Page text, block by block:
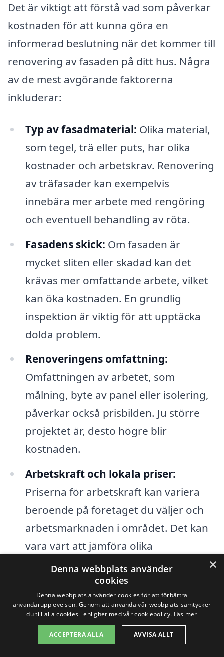
Det är viktigt att förstå vad som påverkar
kostnaden för att kunna göra en
informerad beslutning när det kommer till
renovering av fasaden på ditt hus. Några
av de mest avgörande faktorerna
inkluderar:
Typ av fasadmaterial: Olika material,
som tegel, trä eller puts, har olika
kostnader och arbetskrav. Renovering
av träfasader kan exempelvis
innebära mer arbete med rengöring
och eventuell behandling av röta.
Fasadens skick: Om fasaden är
mycket sliten eller skadad kan det
krävas mer omfattande arbete, vilket
kan öka kostnaden. En grundlig
inspektion är viktig för att upptäcka
dolda problem.
Renoveringens omfattning:
Omfattningen av arbetet, som
målning, byte av panel eller isolering,
påverkar också prisbilden. Ju större
projektet är, desto högre blir
kostnaden.
Arbetskraft och lokala priser:
Priserna för arbetskraft kan variera
beroende på företaget du väljer och
arbetsmarknaden i området. Det kan
vara värt att jämföra olika
offertförfrågningar för att få en rättvis
bild av kostnaderna.
Tillgång till hjälpmedel:Om det krävs
speciell utrustning för att nå fasaden,
som ställningar eller liftar, kan detta
×
Denna webbplats använder
cookies
Denna webbplats använder cookies för att förbättra
användarupplevelsen. Genom att använda vår webbplats samtycker
du till alla cookies i enlighet med vår cookiepolicy. Läs mer
ACCEPTERA ALLA AVVISA ALLT